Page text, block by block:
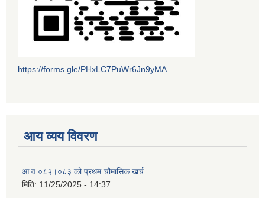
https://forms.gle/PHxLC7PuWr6Jn9yMA
आय व्यय विवरण
आ व ०८२।०८३ को प्रथम चौमासिक खर्च
मिति: 11/25/2025 - 14:37